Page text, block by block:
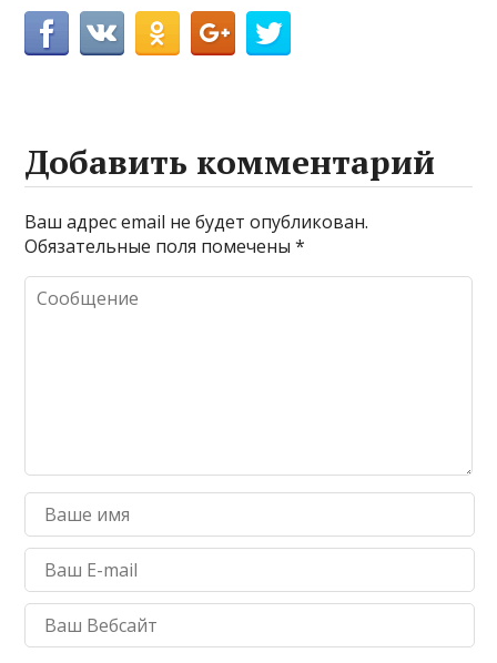
Добавить комментарий
Ваш адрес email не будет опубликован.
Обязательные поля помечены*